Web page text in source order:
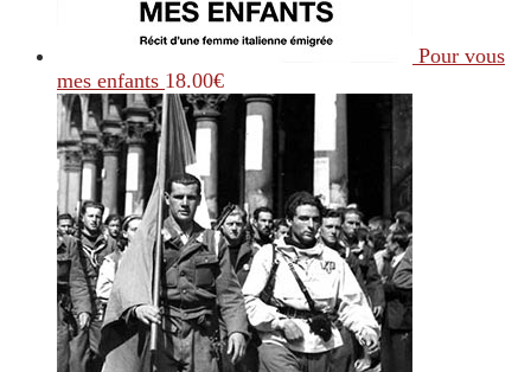
Pour vous
mes enfants 18.00€